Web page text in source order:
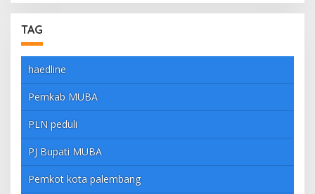
TAG
haedline
Pemkab MUBA
PLN peduli
PJ Bupati MUBA
Pemkot kota palembang